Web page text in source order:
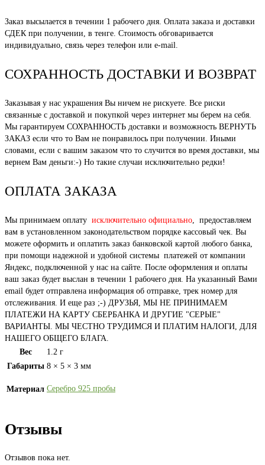
Заказ высылается в течении 1 рабочего дня. Оплата заказа и доставки
СДЕК при получении, в тенге. Стоимость обговаривается
индивидуально, связь через телефон или e-mail.
СОХРАННОСТЬ ДОСТАВКИ И ВОЗВРАТ
Заказывая у нас украшения Вы ничем не рискуете. Все риски
связанные с доставкой и покупкой через интернет мы берем на себя.
Мы гарантируем СОХРАННОСТЬ доставки и возможность ВЕРНУТЬ
ЗАКАЗ если что то Вам не понравилось при получении. Иными
словами, если с вашим заказом что то случится во время доставки, мы
вернем Вам деньги:-) Но такие случаи исключительно редки!
ОПЛАТА ЗАКАЗА
Мы принимаем оплату исключительно официально, предоставляем
вам в установленном законодательством порядке кассовый чек. Вы
можете оформить и оплатить заказ банковской картой любого банка,
при помощи надежной и удобной системы платежей от компании
Яндекс, подключенной у нас на сайте. После оформления и оплаты
ваш заказ будет выслан в течении 1 рабочего дня. На указанный Вами
email будет отправлена информация об отправке, трек номер для
отслеживания. И еще раз ;-) ДРУЗЬЯ, МЫ НЕ ПРИНИМАЕМ
ПЛАТЕЖИ НА КАРТУ СБЕРБАНКА И ДРУГИЕ "СЕРЫЕ"
ВАРИАНТЫ. МЫ ЧЕСТНО ТРУДИМСЯ И ПЛАТИМ НАЛОГИ, ДЛЯ
НАШЕГО ОБЩЕГО БЛАГА.
Вес
1.2 г
Габариты 8 × 5 × 3 мм
Материал Серебро 925 пробы
Отзывы
Отзывов пока нет.